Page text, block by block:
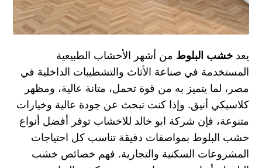
يعدخشب البلوط من أشهر الأخشاب الطبيعية
المستخدمة في صناعة الأثاث والتشطيبات الداخلية في
مصر، لما يتميز به من قوة تحمل، متانة عالية، ومظهر
كلاسيكي أنيق. وإذا كنت تبحث عن جودة عالية وخيارات
متنوعة، فإن شركة ابو خالد للاخشاب توفر أفضل أنواع
خشب البلوط بمواصفات دقيقة تناسب كل احتياجات
المشروعات السكنية والتجارية. فهم خصائص خشب